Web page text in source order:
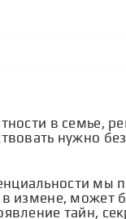
в семье,
нужно
мы
в измене,
тайн,